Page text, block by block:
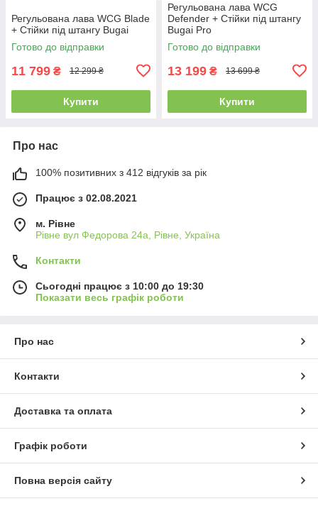
Регульована лава WCG Blade
+ Стійки під штангу Bugai
Готово до відправки
11 799 ₴ 12 299 ₴
Купити
Регульована лава WCG
Defender + Стійки під штангу
Bugai Pro
Готово до відправки
13 199 ₴ 13 699 ₴
Купити
Про нас
100% позитивних з 412 відгуків за рік
Працює з 02.08.2021
м. Рівне
Рівне вул Федорова 24а, Рівне, Україна
Контакти
Сьогодні працює з 10:00 до 19:30
Показати весь графік роботи
Про нас
Контакти
Доставка та оплата
Графік роботи
Повна версія сайту